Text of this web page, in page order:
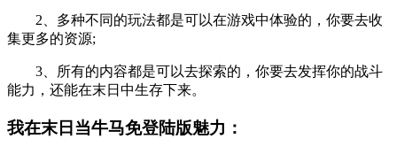
2、多种不同的玩法都是可以在游戏中体验的，你要去收
集更多的资源;
3、所有的内容都是可以去探索的，你要去发挥你的战斗
能力，还能在末日中生存下来。
我在末日当牛马免登陆版魅力：